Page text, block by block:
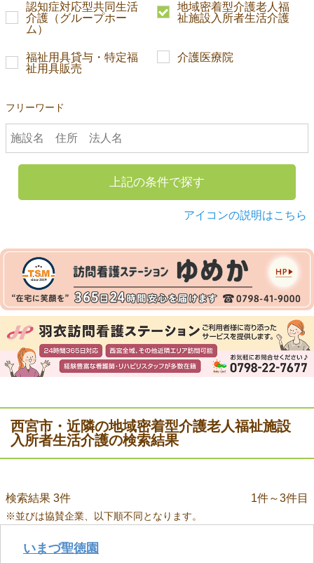
認知症対応型共同生活
介護（グループホー
ム）
地域密着型介護老人福
祉施設入所者生活介護
福祉用具貸与・特定福
祉用具販売
介護医療院
フリーワード
上記の条件で探す
アイコンの説明はこちら
西宮市・近隣の地域密着型介護老人福祉施設
入所者生活介護の検索結果
検索結果 3件 1件～3件目
※並びは協賛企業、以下順不同となります。
いまづ聖徳園